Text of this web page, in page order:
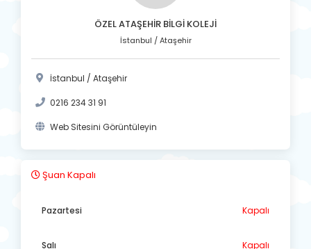
ÖZEL ATAŞEHİR BİLGİ KOLEJİ
İstanbul / Ataşehir
İstanbul / Ataşehir
0216 234 31 91
Web Sitesini Görüntüleyin
Şuan Kapalı
Pazartesi Kapalı
Salı Kapalı